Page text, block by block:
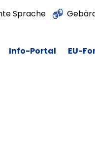
Sprache
Info-Portal EU-